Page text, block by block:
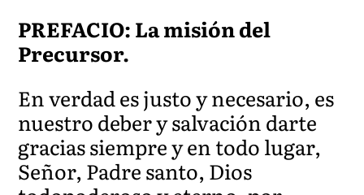
PREFACIO: La misión del
Precursor.
En verdad es justo y necesario, es
nuestro deber y salvación darte
gracias siempre y en todo lugar,
Señor, Padre santo, Dios